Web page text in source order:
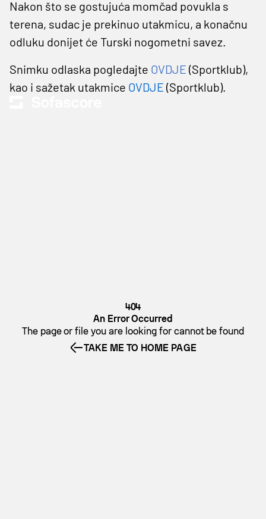
Nakon što se gostujuća momčad povukla s
terena, sudac je prekinuo utakmicu, a konačnu
odluku donijet će Turski nogometni savez.
Snimku odlaska pogledajte OVDJE (Sportklub),
kao i sažetak utakmice OVDJE (Sportklub).